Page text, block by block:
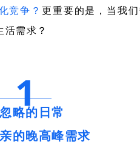
竞争？ 更重要的是，当我
活需求？
1
略的日常
的晚高峰需求